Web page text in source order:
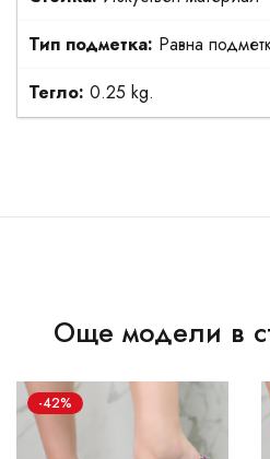
Тип подметка: Равна
Тегло: 0.25 kg.
Още модели в
-42%